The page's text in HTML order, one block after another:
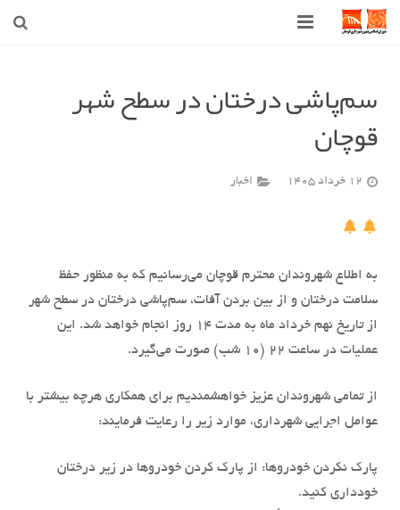
شهرداری
شورای اسلامی شهر قوچان
اخبار روز
قوچان
ارتباط با ما
سم‌پاشی درختان در سطح شهر
قوچان
12 خرداد 1405 اخبار
به اطلاع شهروندان محترم قوچان می‌رسانیم که به منظور حفظ
سلامت درختان و از بین بردن آفات، سم‌پاشی درختان در سطح شهر
از تاریخ نهم خرداد ماه به مدت ۱۴ روز انجام خواهد شد. این
عملیات در ساعت ۲۲ (۱۰ شب) صورت می‌گیرد.
از تمامی شهروندان عزیز خواهشمندیم برای همکاری هرچه بیشتر با
عوامل اجرایی شهرداری، موارد زیر را رعایت فرمایند:
پارک نکردن خودروها: از پارک کردن خودروها در زیر درختان
خودداری کنید.